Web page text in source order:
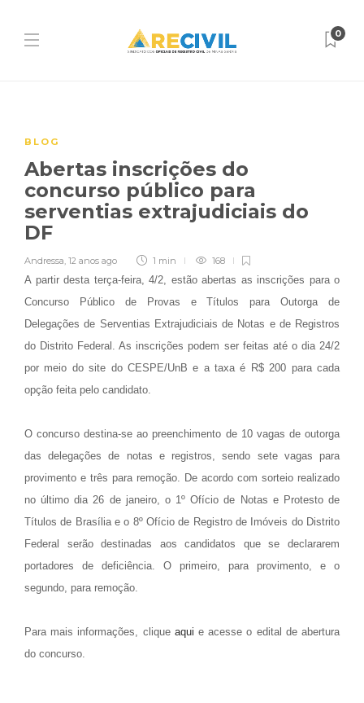
0
BLOG
Abertas inscrições do
concurso público para
serventias extrajudiciais do
DF
Andressa, 12 anos ago 1 min 168
A partir desta terça-feira, 4/2, estão abertas as inscrições para o
Concurso Público de Provas e Títulos para Outorga de
Delegações de Serventias Extrajudiciais de Notas e de Registros
do Distrito Federal. As inscrições podem ser feitas até o dia 24/2
por meio do site do CESPE/UnB e a taxa é R$ 200 para cada
opção feita pelo candidato.
O concurso destina-se ao preenchimento de 10 vagas de outorga
das delegações de notas e registros, sendo sete vagas para
provimento e três para remoção. De acordo com sorteio realizado
no último dia 26 de janeiro, o 1º Ofício de Notas e Protesto de
Títulos de Brasília e o 8º Ofício de Registro de Imóveis do Distrito
Federal serão destinadas aos candidatos que se declararem
portadores de deficiência. O primeiro, para provimento, e o
segundo, para remoção.
Para mais informações, clique aqui e acesse o edital de abertura
do concurso.